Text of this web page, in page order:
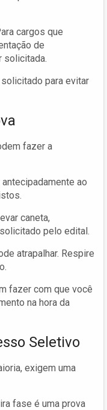
cargos que
de
solicitada.
para evitar
fazer a
ao
caneta,
pelo edital.
atrapalhar. Respire
fazer com que você
na hora da
Seletivo
exigem uma
fase é uma prova